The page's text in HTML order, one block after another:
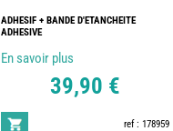
ADHESIF + BANDE D'ETANCHEITE
ADHESIVE
En savoir plus
39,90 €
ref : 178959